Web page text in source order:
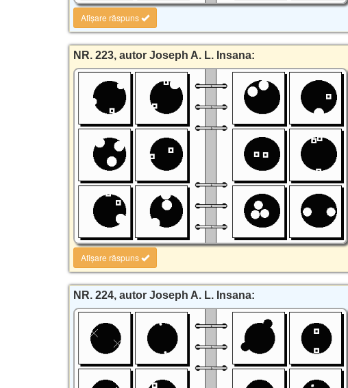
Afișare răspuns
NR. 223, autor Joseph A. L. Insana:
Afișare răspuns
NR. 224, autor Joseph A. L. Insana: